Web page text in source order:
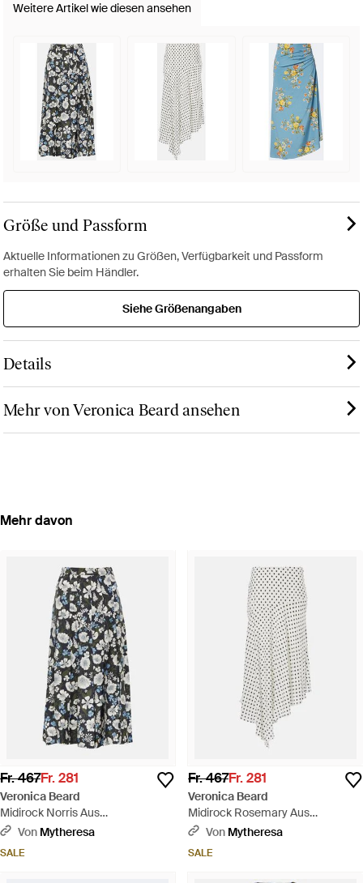
Weitere Artikel wie diesen ansehen
Größe und Passform
Aktuelle Informationen zu Größen, Verfügbarkeit und Passform
erhalten Sie beim Händler.
Siehe Größenangaben
Details
Mehr von Veronica Beard ansehen
Mehr davon
Fr. 467Fr. 281
Veronica Beard
Midirock Norris Aus
Seidengemisch - Weiß
Von Mytheresa
SALE
Fr. 467Fr. 281
Veronica Beard
Midirock Rosemary Aus
Seidengemisch - Weiß
Von Mytheresa
SALE